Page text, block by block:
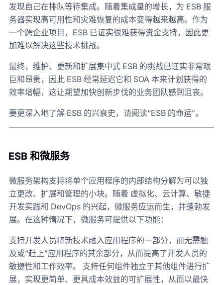
发现自己在排队等待集成。随着集成量的增长，为 ESB 服
务器实现高可用性和灾难恢复的成本变得越来越高。作为
一个跨企业项目，ESB 已证实很难获得资金支持，因此更
加难以解决这些技术挑战。
最终，维护、更新和扩展集中式 ESB 的挑战已证实非常艰
巨和昂贵，因此 ESB 经常延迟它和 SOA 本来计划获得的
效率增幅，这让期望加快创新步伐的业务团队感到沮丧。
要更深入地了解 ESB 的兴衰史，请阅读“ESB 的命运”。
ESB 和微服务
微服务架构支持将单个应用程序的内部结构分解为可以独
立更改、扩展和管理的小块。随着 虚拟化、云计算、敏捷
开发实践和 DevOps 的兴起，微服务应运而生，并蓬勃发
展。在这种情况下，微服务可提供以下功能：
支持开发人员将新技术融入应用程序的一部分，而无需触
及或“赶上”应用程序的其余部分，从而提高了开发人员的
敏捷性和工作效率。 支持任何组件独立于其他组件进行扩
展，实现更简单、更具成本效益的可扩展性，从而以最快